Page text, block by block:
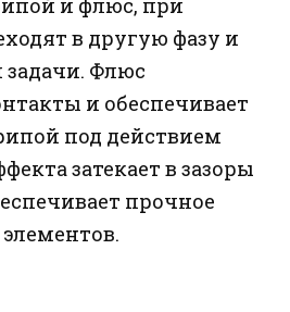
и флюс, при
в другую фазу и
Флюс
и обеспечивает
под действием
затекает в зазоры
прочное